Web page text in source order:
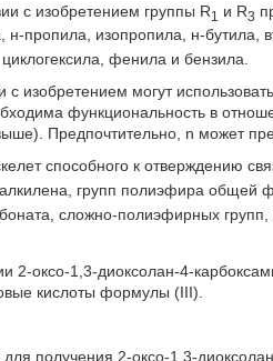
с изобретением группы R1 и R3
пропила, изопропила, н-бутила,
фенила и бензила.
изобретением могут
функциональность в
Предпочтительно, n может
способного к отверждению
групп полиэфира общей
сложно-полиэфирных
оксо-1,3-диоксолан-4-
кислоты формулы (III).
получения 2-оксо-1,3-